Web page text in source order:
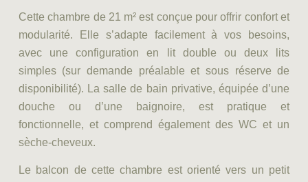
Fougères à
Hossegor
Cette chambre de 21 m² est conçue pour offrir confort et
modularité. Elle s’adapte facilement à vos besoins,
avec une configuration en lit double ou deux lits
simples (sur demande préalable et sous réserve de
disponibilité). La salle de bain privative, équipée d’une
douche ou d’une baignoire, est pratique et
fonctionnelle, et comprend également des WC et un
sèche-cheveux.
Le balcon de cette chambre est orienté vers un petit